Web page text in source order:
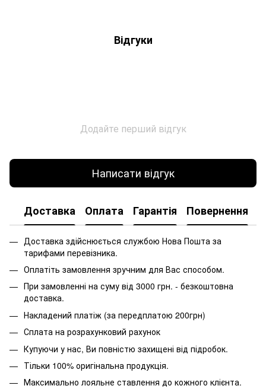
Відгуки
Додайте перший відгук
Написати відгук
Доставка Оплата Гарантія Повернення
Доставка здійснюється службою Нова Пошта за
тарифами перевізника.
Оплатіть замовлення зручним для Вас способом.
При замовленні на суму від 3000 грн. - безкоштовна
доставка.
Накладений платіж (за передплатою 200грн)
Сплата на розрахунковий рахунок
Купуючи у нас, Ви повністю захищені від підробок.
Тільки 100% оригінальна продукція.
Максимально лояльне ставлення до кожного клієнта.